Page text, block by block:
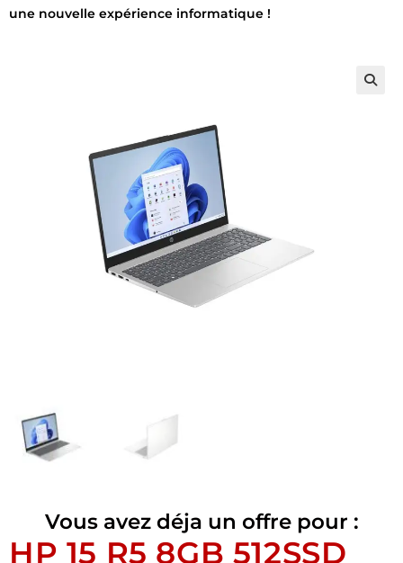
une nouvelle expérience informatique !
Vous avez déja un offre pour :
HP 15 R5 8GB 512SSD